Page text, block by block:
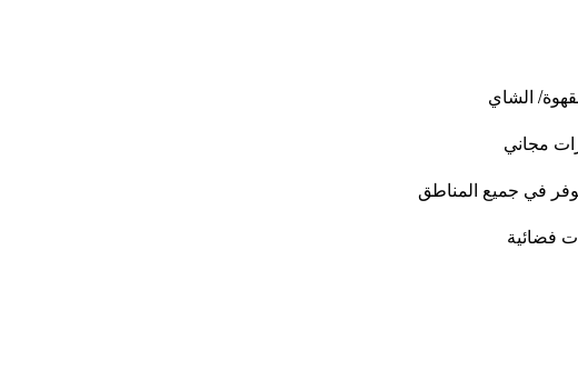
الشاي
مجاني
في جميع المناطق
فضائية